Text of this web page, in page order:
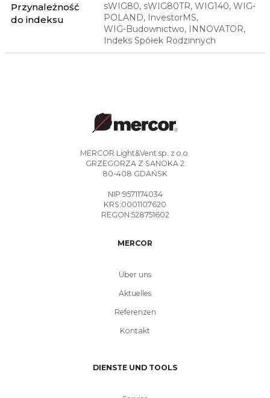
Przynależność
do indeksu
sWIG80, sWIG80TR, WIG140, WIG-
POLAND, InvestorMS,
WIG-Budownictwo, INNOVATOR,
Indeks Spółek Rodzinnych
MERCOR Light&Vent sp. z o.o.
GRZEGORZA Z SANOKA 2
80-408 GDAŃSK
NIP:9571174034
KRS:0001107620
REGON:528751602
MERCOR
Über uns
Aktuelles
Referenzen
Kontakt
DIENSTE UND TOOLS